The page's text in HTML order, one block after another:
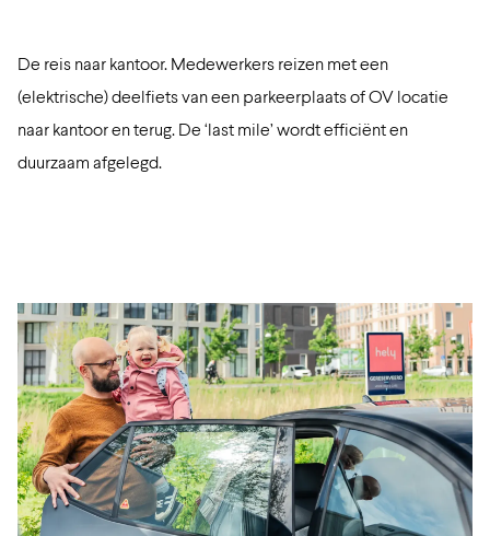
De reis naar kantoor. Medewerkers reizen met een
(elektrische) deelfiets van een parkeerplaats of OV locatie
naar kantoor en terug. De ‘last mile’ wordt efficiënt en
duurzaam afgelegd.